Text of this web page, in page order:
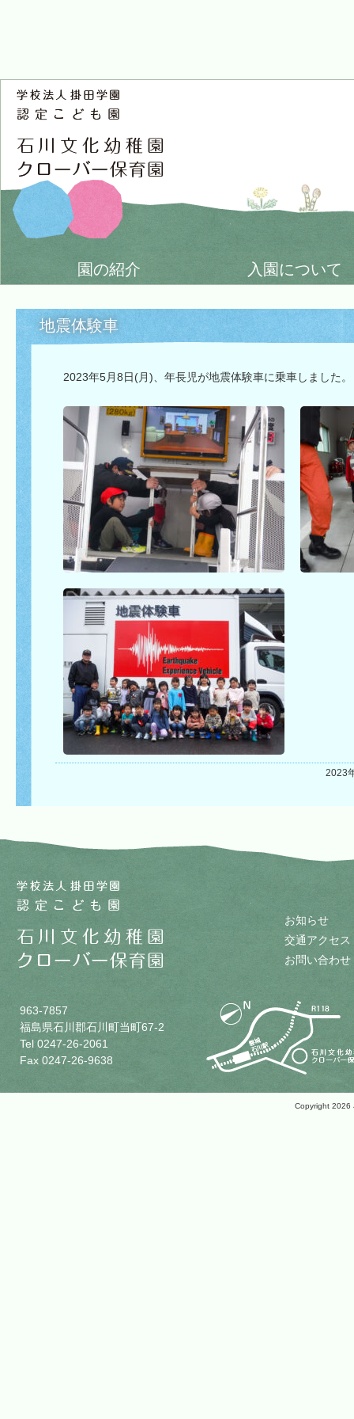
園の紹介 入園について
地震体験車
2023年5月8日(月)、年長児が地震体験車に乗車しました。
2023
963-7857
福島県石川郡石川町当町67-2
Tel 0247-26-2061
Fax 0247-26-9638
お知らせ
交通アクセス
お問い合わせ
Copyright 2026